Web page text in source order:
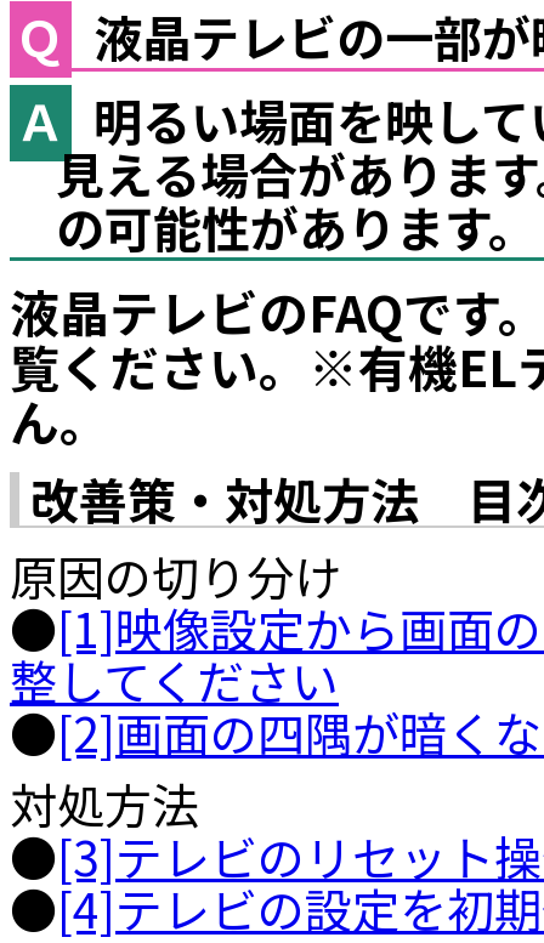
液晶テレビの一部
明るい場面を映し
見える場合がありま
の可能性があります。
液晶テレビのFAQです
覧ください。※有機EL
ん。
改善策・対処方法 目
原因の切り分け
●[1]映像設定から画面
整してください
●[2]画面の四隅が暗く
対処方法
●[3]テレビのリセット
●[4]テレビの設定を初